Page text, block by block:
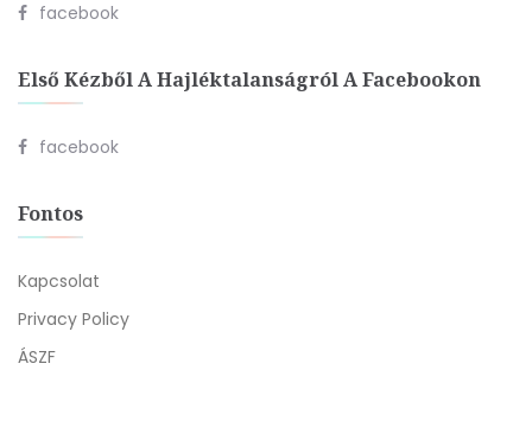
facebook
Első Kézből A Hajléktalanságról A Facebookon
facebook
Fontos
Kapcsolat
Privacy Policy
ÁSZF